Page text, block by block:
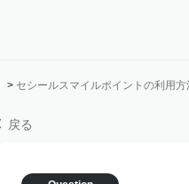
> セシールスマイルポイントの利用方
戻る